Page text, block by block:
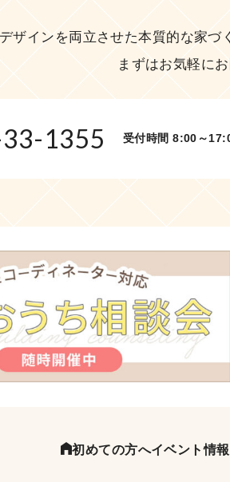
ザインを両立させた本質的な家づ
まずはお気軽に
1355 受付時間 8:00～
初めての方へイベント情報